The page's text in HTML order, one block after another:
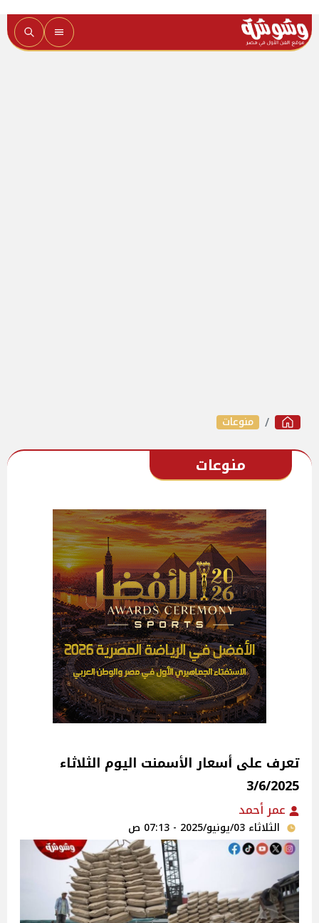
منوعات
منوعات
تعرف على أسعار الأسمنت اليوم الثلاثاء
3/6/2025
عمر أحمد
الثلاثاء 03/يونيو/2025 - 07:13 ص